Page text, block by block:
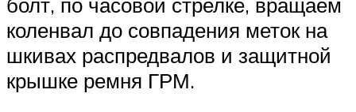
коленвал до совпадения меток на
шкивах распредвалов и защитной
крышке ремня ГРМ.